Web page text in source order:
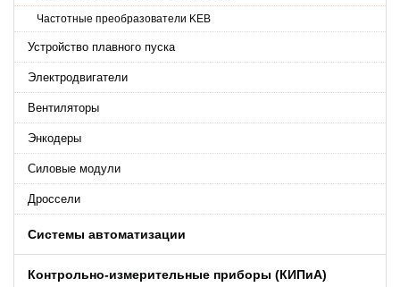
Частотные преобразователи KEB
Устройство плавного пуска
Электродвигатели
Вентиляторы
Энкодеры
Силовые модули
Дроссели
Системы автоматизации
Контрольно-измерительные приборы (КИПиA)